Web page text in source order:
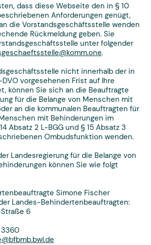
dass diese Webseite den in § 10
Anforderungen genügt,
die Vorstandsgeschäftsstelle wenden
Rückmeldung geben. Sie
unter folgender
.
nicht innerhalb der in
DVO vorgesehenen Frist auf Ihre
können Sie sich an die Beauftragte
für die Belange von Menschen mit
an die kommunalen Beauftragten für
mit Behinderungen im
Absatz 2 L-BGG und § 15 Absatz 3
Ombudsfunktion wenden.
Landesregierung für die Belange von
können Sie wie folgt
Simone Fischer
Landes-Behindertenbeauftragten:
6
3360